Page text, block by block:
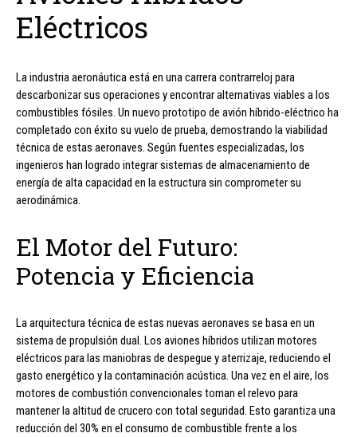
Eléctricos
La industria aeronáutica está en una carrera contrarreloj para
descarbonizar sus operaciones y encontrar alternativas viables a los
combustibles fósiles. Un nuevo prototipo de avión híbrido-eléctrico ha
completado con éxito su vuelo de prueba, demostrando la viabilidad
técnica de estas aeronaves. Según fuentes especializadas, los
ingenieros han logrado integrar sistemas de almacenamiento de
energía de alta capacidad en la estructura sin comprometer su
aerodinámica.
El Motor del Futuro:
Potencia y Eficiencia
La arquitectura técnica de estas nuevas aeronaves se basa en un
sistema de propulsión dual. Los aviones híbridos utilizan motores
eléctricos para las maniobras de despegue y aterrizaje, reduciendo el
gasto energético y la contaminación acústica. Una vez en el aire, los
motores de combustión convencionales toman el relevo para
mantener la altitud de crucero con total seguridad. Esto garantiza una
reducción del 30% en el consumo de combustible frente a los